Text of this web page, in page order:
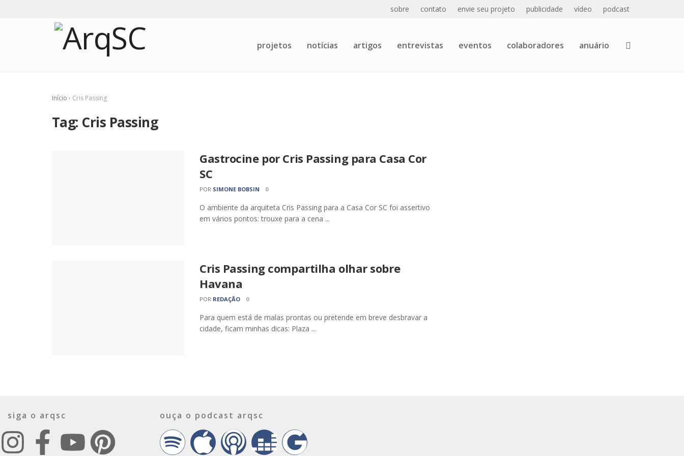
sobre contato envie seu projeto publicidade vídeo podcast
projetos notícias artigos entrevistas eventos colaboradores anuário
Início › Cris Passing
Tag: Cris Passing
Gastrocine por Cris Passing para Casa Cor
SC
POR SIMONE BOBSIN 0
O ambiente da arquiteta Cris Passing para a Casa Cor SC foi assertivo
em vários pontos: trouxe para a cena ...
Cris Passing compartilha olhar sobre
Havana
POR REDAÇÃO 0
Para quem está de malas prontas ou pretende em breve desbravar a
cidade, ficam minhas dicas: Plaza ...
siga o arqsc ouça o podcast arqsc